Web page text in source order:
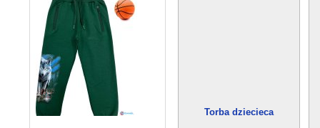
Torba dziecieca